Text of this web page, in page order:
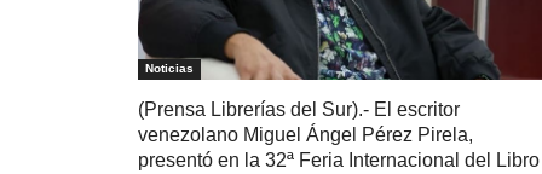
Noticias
(Prensa Librerías del Sur).- El escritor
venezolano Miguel Ángel Pérez Pirela,
presentó en la 32ª Feria Internacional del Libro